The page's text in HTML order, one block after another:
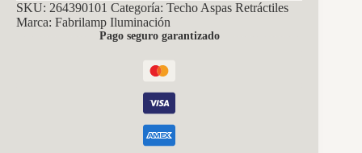
SKU: 264390101 Categoría: Techo Aspas Retráctiles
Marca: Fabrilamp Iluminación
Pago seguro garantizado